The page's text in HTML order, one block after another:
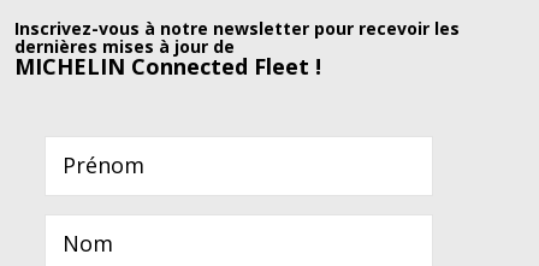
Inscrivez-vous à notre newsletter pour recevoir les
dernières mises à jour de
MICHELIN Connected Fleet !